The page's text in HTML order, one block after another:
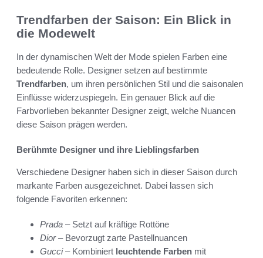
Trendfarben der Saison: Ein Blick in
die Modewelt
In der dynamischen Welt der Mode spielen Farben eine
bedeutende Rolle. Designer setzen auf bestimmte
Trendfarben, um ihren persönlichen Stil und die saisonalen
Einflüsse widerzuspiegeln. Ein genauer Blick auf die
Farbvorlieben bekannter Designer zeigt, welche Nuancen
diese Saison prägen werden.
Berühmte Designer und ihre Lieblingsfarben
Verschiedene Designer haben sich in dieser Saison durch
markante Farben ausgezeichnet. Dabei lassen sich
folgende Favoriten erkennen:
Prada – Setzt auf kräftige Rottöne
Dior– Bevorzugt zarte Pastellnuancen
Gucci– Kombiniert leuchtende Farben mit